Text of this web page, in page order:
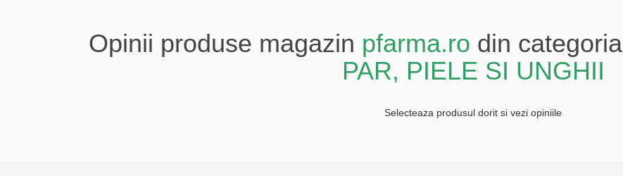
Opinii produse magazin pfarma.ro din categoria
PAR, PIELE SI UNGHII
Selecteaza produsul dorit si vezi opiniile